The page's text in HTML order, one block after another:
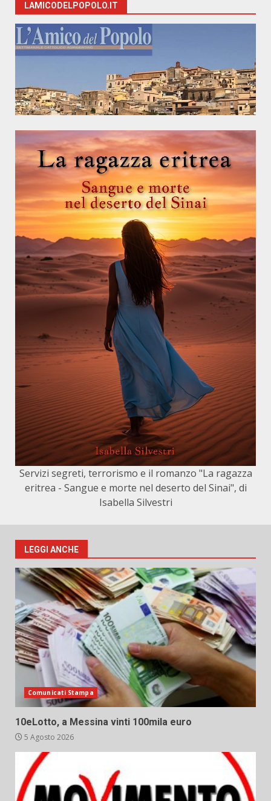
LAMICODELPOPOLO.IT
Servizi segreti, terrorismo e il romanzo "La ragazza
eritrea - Sangue e morte nel deserto del Sinai", di
Isabella Silvestri
LEGGI ANCHE
Comunicati Stampa
10eLotto, a Messina vinti 100mila euro
5 Agosto 2026